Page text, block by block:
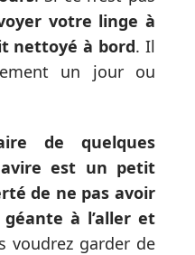
votre linge à
nettoyé à bord. Il
un jour ou
de quelques
est un petit
de ne pas avoir
à l’aller et
voudrez garder de